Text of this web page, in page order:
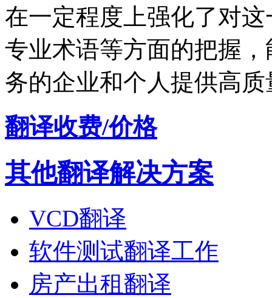
在一定程度上强化了对
专业术语等方面的把握
务的企业和个人提供高
翻译收费/价格
其他翻译解决方案
VCD翻译
软件测试翻译工作
房产出租翻译